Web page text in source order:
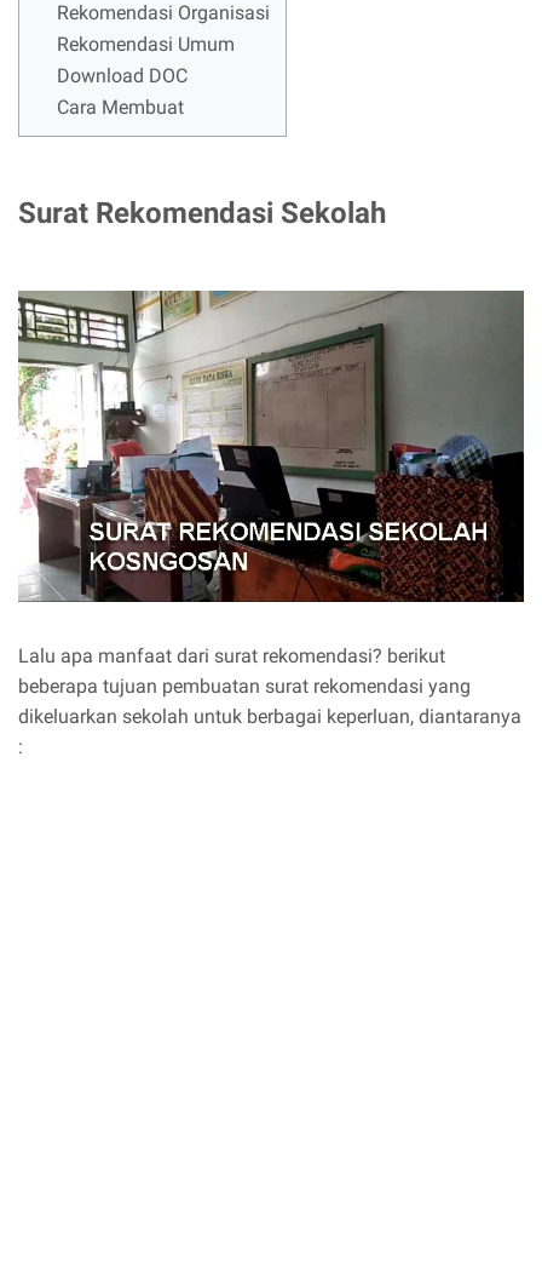
Rekomendasi Organisasi
Rekomendasi Umum
Download DOC
Cara Membuat
Surat Rekomendasi Sekolah
Lalu apa manfaat dari surat rekomendasi? berikut
beberapa tujuan pembuatan surat rekomendasi yang
dikeluarkan sekolah untuk berbagai keperluan, diantaranya
: